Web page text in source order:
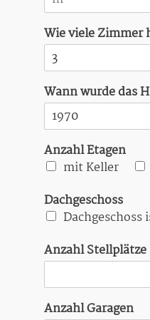
r
T
e
t
*
Wie viele Zimmer
Wann wurde das
Anzahl Etagen
mit Keller
Dachgeschoss
Dachgeschoss
Anzahl Stellplätze
Anzahl Garagen